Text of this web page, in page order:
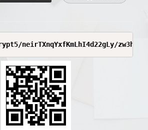
neirTXnqYxfKmLhI4d22gLy/